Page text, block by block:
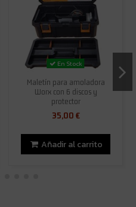
En Stock
Maletín para amoladora
Worx con 6 discos y
protector
35,00 €
Añadir al carrito